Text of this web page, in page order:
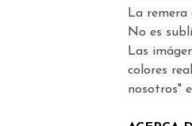
La remera
No es
Las
colores
nosotros"